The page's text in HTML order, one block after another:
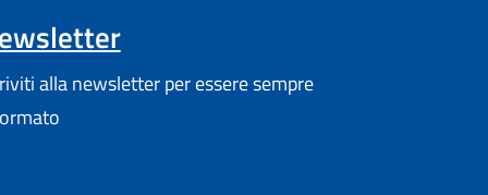
alla newsletter per essere sempre